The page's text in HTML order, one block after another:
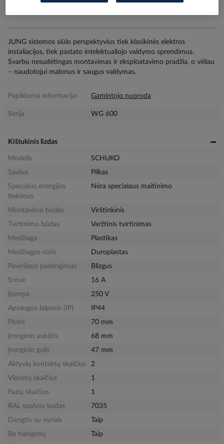
JUNG sistemos siūlo perspektyvius tiek klasikinės elektros
instaliacijos, tiek pastato intelektualiojo valdymo sprendimus.
Svarbu nesudėtingas montavimas ir eksploatavimo pradžia, o vėliau
– naudotojui malonus ir saugus valdymas.
Papildoma informacija: Gamintojo nuoroda
Serija WG 600
Kištukinis lizdas
Modelis
SCHUKO
Spalva
Pilkas
Specialus energijos
tiekimas
Nėra specialaus maitinimo
Montavimo būdas
Virštinkinis
Tvirtinimo būdas
Varžtinis tvirtinimas
Medžiaga
Plastikas
Medžiagos rūšis
Duroplastas
Paviršiaus padengimas
Blizgus
Srovė
16 A
Įtampa
250 V
Apsaugos laipsnis (IP)
IP44
Plotis
70 mm
Įrenginio aukštis
68 mm
Įrenginio gylis
47 mm
Aktyvių kontaktų skaičius
2
Vienetų skaičius
1
Fazių skaičius
1
RAL spalvos kodas
7035
Dangtis su vyriais
Taip
Be halogenų
Taip